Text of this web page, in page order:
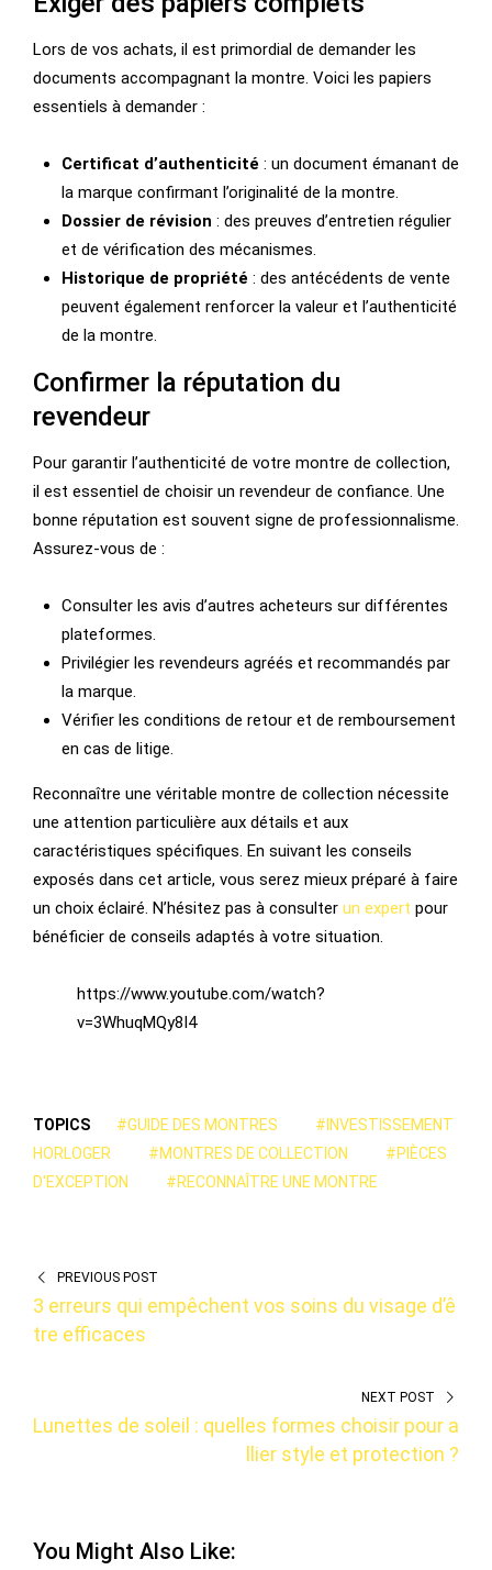
Lors de vos achats, il est primordial de demander les
documents accompagnant la montre. Voici les papiers
essentiels à demander :
Certificat d’authenticité : un document émanant de
la marque confirmant l’originalité de la montre.
Dossier de révision : des preuves d’entretien régulier
et de vérification des mécanismes.
Historique de propriété : des antécédents de vente
peuvent également renforcer la valeur et l’authenticité
de la montre.
Confirmer la réputation du
revendeur
Pour garantir l’authenticité de votre montre de collection,
il est essentiel de choisir un revendeur de confiance. Une
bonne réputation est souvent signe de professionnalisme.
Assurez-vous de :
Consulter les avis d’autres acheteurs sur différentes
plateformes.
Privilégier les revendeurs agréés et recommandés par
la marque.
Vérifier les conditions de retour et de remboursement
en cas de litige.
Reconnaître une véritable montre de collection nécessite
une attention particulière aux détails et aux
caractéristiques spécifiques. En suivant les conseils
exposés dans cet article, vous serez mieux préparé à faire
un choix éclairé. N’hésitez pas à consulter un expert pour
bénéficier de conseils adaptés à votre situation.
https://www.youtube.com/watch?
v=3WhuqMQy8I4
TOPICS #GUIDE DES MONTRES
#INVESTISSEMENT
HORLOGER
#MONTRES DE COLLECTION
#PIÈCES
D'EXCEPTION
#RECONNAÎTRE UNE MONTRE
PREVIOUS POST
3 erreurs qui empêchent vos soins du visage d’ê
tre efficaces
NEXT POST
Lunettes de soleil : quelles formes choisir pour a
llier style et protection ?
You Might Also Like: